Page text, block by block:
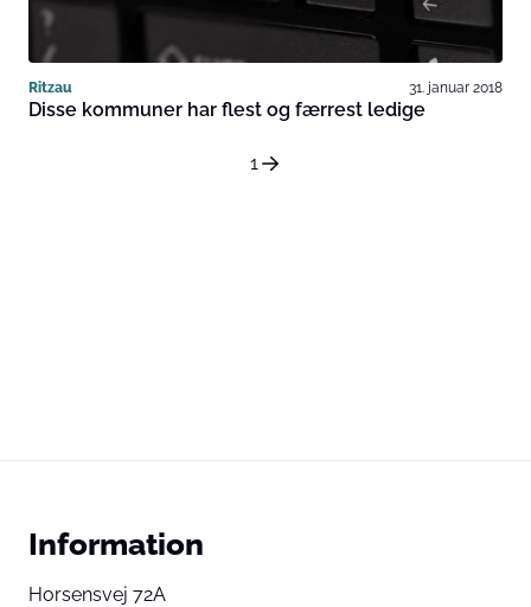
Ritzau 31. januar 2018
Disse kommuner har flest og færrest ledige
1
Information
Horsensvej 72A